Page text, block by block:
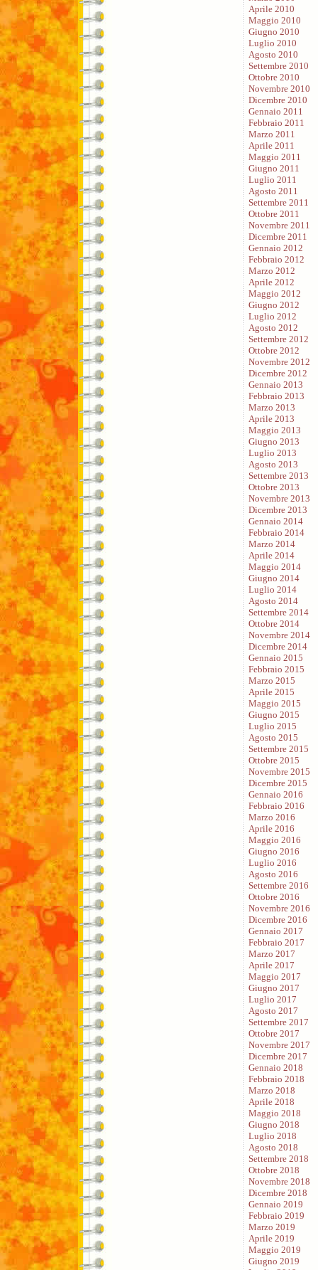
Aprile 2010
Maggio 2010
Giugno 2010
Luglio 2010
Agosto 2010
Settembre 2010
Ottobre 2010
Novembre 2010
Dicembre 2010
Gennaio 2011
Febbraio 2011
Marzo 2011
Aprile 2011
Maggio 2011
Giugno 2011
Luglio 2011
Agosto 2011
Settembre 2011
Ottobre 2011
Novembre 2011
Dicembre 2011
Gennaio 2012
Febbraio 2012
Marzo 2012
Aprile 2012
Maggio 2012
Giugno 2012
Luglio 2012
Agosto 2012
Settembre 2012
Ottobre 2012
Novembre 2012
Dicembre 2012
Gennaio 2013
Febbraio 2013
Marzo 2013
Aprile 2013
Maggio 2013
Giugno 2013
Luglio 2013
Agosto 2013
Settembre 2013
Ottobre 2013
Novembre 2013
Dicembre 2013
Gennaio 2014
Febbraio 2014
Marzo 2014
Aprile 2014
Maggio 2014
Giugno 2014
Luglio 2014
Agosto 2014
Settembre 2014
Ottobre 2014
Novembre 2014
Dicembre 2014
Gennaio 2015
Febbraio 2015
Marzo 2015
Aprile 2015
Maggio 2015
Giugno 2015
Luglio 2015
Agosto 2015
Settembre 2015
Ottobre 2015
Novembre 2015
Dicembre 2015
Gennaio 2016
Febbraio 2016
Marzo 2016
Aprile 2016
Maggio 2016
Giugno 2016
Luglio 2016
Agosto 2016
Settembre 2016
Ottobre 2016
Novembre 2016
Dicembre 2016
Gennaio 2017
Febbraio 2017
Marzo 2017
Aprile 2017
Maggio 2017
Giugno 2017
Luglio 2017
Agosto 2017
Settembre 2017
Ottobre 2017
Novembre 2017
Dicembre 2017
Gennaio 2018
Febbraio 2018
Marzo 2018
Aprile 2018
Maggio 2018
Giugno 2018
Luglio 2018
Agosto 2018
Settembre 2018
Ottobre 2018
Novembre 2018
Dicembre 2018
Gennaio 2019
Febbraio 2019
Marzo 2019
Aprile 2019
Maggio 2019
Giugno 2019